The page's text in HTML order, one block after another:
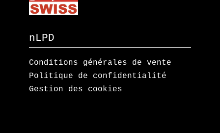
nLPD
Conditions générales de vente
Politique de confidentialité
Gestion des cookies